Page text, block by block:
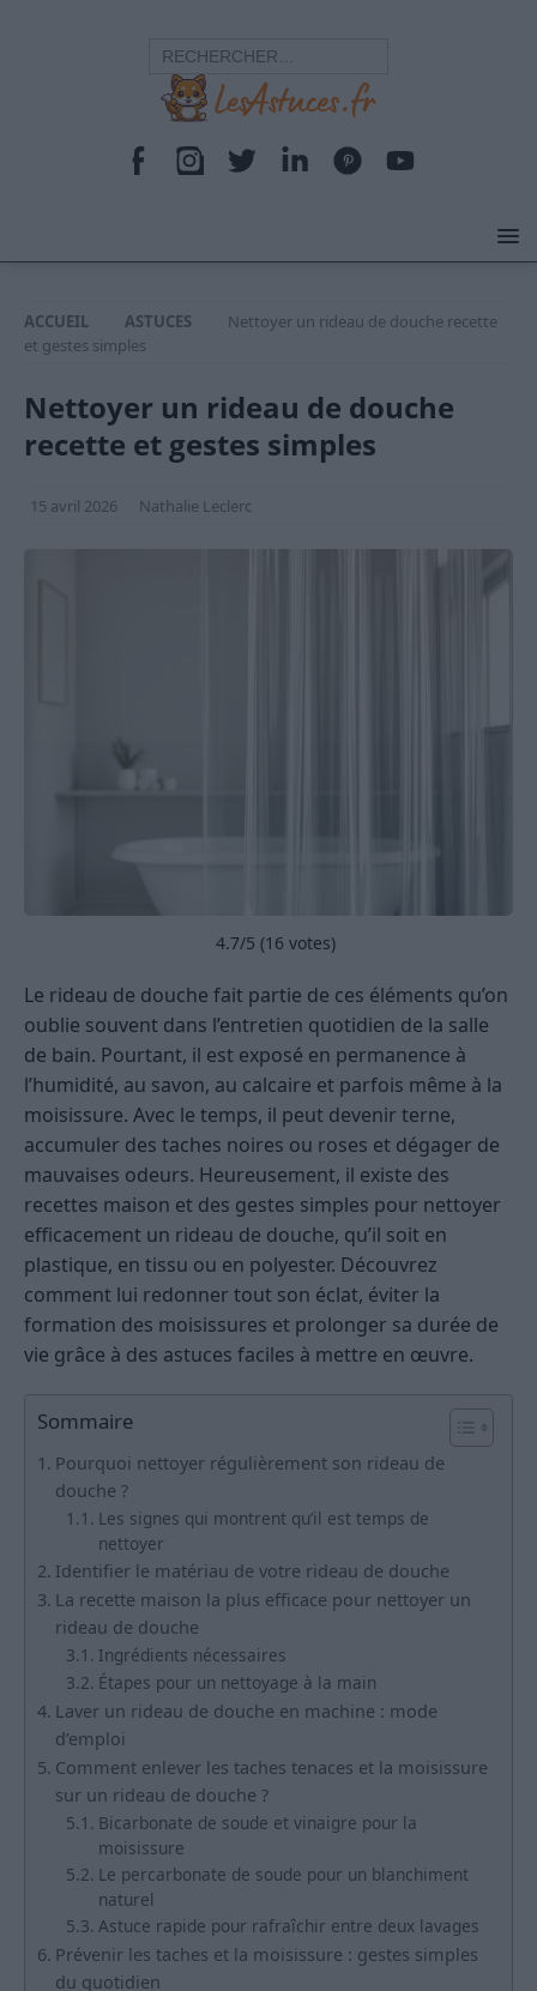
ACCUEIL ASTUCES
Nettoyer un rideau de douche recette
et gestes simples
Nettoyer un rideau de douche
recette et gestes simples
15 avril 2026 Nathalie Leclerc
4.7/5 (16 votes)
Le rideau de douche fait partie de ces éléments qu’on
oublie souvent dans l’entretien quotidien de la salle
de bain. Pourtant, il est exposé en permanence à
l’humidité, au savon, au calcaire et parfois même à la
moisissure. Avec le temps, il peut devenir terne,
accumuler des taches noires ou roses et dégager de
mauvaises odeurs. Heureusement, il existe des
recettes maison et des gestes simples pour nettoyer
efficacement un rideau de douche, qu’il soit en
plastique, en tissu ou en polyester. Découvrez
comment lui redonner tout son éclat, éviter la
formation des moisissures et prolonger sa durée de
vie grâce à des astuces faciles à mettre en œuvre.
Sommaire
Pourquoi nettoyer régulièrement son rideau de
douche ?
Les signes qui montrent qu’il est temps de
nettoyer
Identifier le matériau de votre rideau de douche
La recette maison la plus efficace pour nettoyer un
rideau de douche
Ingrédients nécessaires
Étapes pour un nettoyage à la main
Laver un rideau de douche en machine : mode
d’emploi
Comment enlever les taches tenaces et la moisissure
sur un rideau de douche ?
Bicarbonate de soude et vinaigre pour la
moisissure
Le percarbonate de soude pour un blanchiment
naturel
Astuce rapide pour rafraîchir entre deux lavages
Prévenir les taches et la moisissure : gestes simples
du quotidien